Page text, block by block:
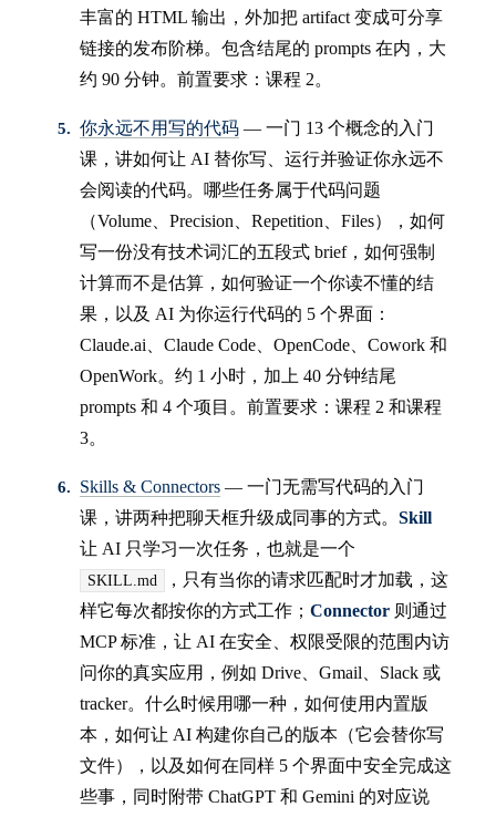
丰富的 HTML 输出，外加把 artifact 变成可分享
链接的发布阶梯。包含结尾的 prompts 在内，大
约 90 分钟。前置要求：课程 2。
你永远不用写的代码 — 一门 13 个概念的入门
课，讲如何让 AI 替你写、运行并验证你永远不
会阅读的代码。哪些任务属于代码问题
（Volume、Precision、Repetition、Files），如何
写一份没有技术词汇的五段式 brief，如何强制
计算而不是估算，如何验证一个你读不懂的结
果，以及 AI 为你运行代码的 5 个界面：
Claude.ai、Claude Code、OpenCode、Cowork 和
OpenWork。约 1 小时，加上 40 分钟结尾
prompts 和 4 个项目。前置要求：课程 2 和课程
3。
Skills & Connectors — 一门无需写代码的入门
课，讲两种把聊天框升级成同事的方式。 Skill
让 AI 只学习一次任务，也就是一个
SKILL.md
，只有当你的请求匹配时才加载，这
样它每次都按你的方式工作； Connector 则通过
MCP 标准，让 AI 在安全、权限受限的范围内访
问你的真实应用，例如 Drive、Gmail、Slack 或
tracker。什么时候用哪一种，如何使用内置版
本，如何让 AI 构建你自己的版本（它会替你写
文件），以及如何在同样 5 个界面中安全完成这
些事，同时附带 ChatGPT 和 Gemini 的对应说